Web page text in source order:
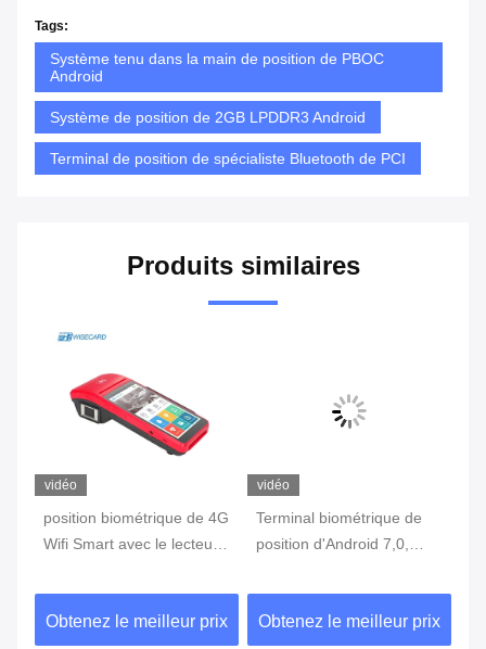
Tags:
Système tenu dans la main de position de PBOC
Android
Système de position de 2GB LPDDR3 Android
Terminal de position de spécialiste Bluetooth de PCI
Produits similaires
vidéo
position biométrique de 4G
Wifi Smart avec le lecteur
Touch Screen
Obtenez le meilleur prix
vidéo
Terminal biométrique de
position d'Android 7,0,
position avec l'imprimante
Built In Battery
Obtenez le meilleur prix